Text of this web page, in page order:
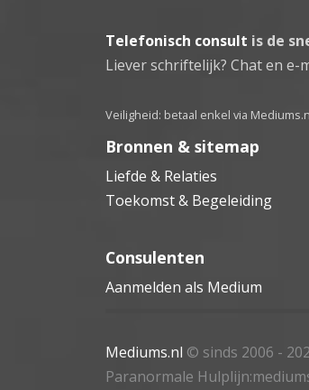
Telefonisch consult is de
Liever schriftelijk? Chat en e-
Veiligheid: betaal enkel via
Bronnen & sitemap
Liefde & Relaties
Toekomst & Begeleiding
Consulenten
Aanmelden als Medium
Mediums.nl © sinds 2006 -
Paranormale